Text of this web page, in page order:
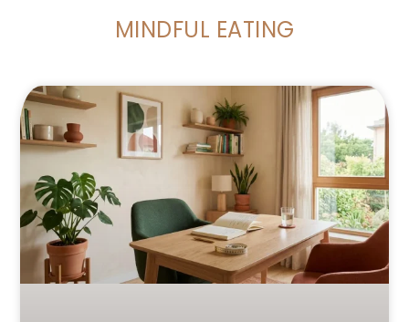
MINDFUL EATING